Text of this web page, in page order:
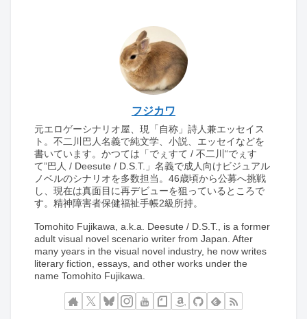
フジカワ
元エロゲーシナリオ屋、現「自称」詩人兼エッセイス
ト。不二川巴人名義で純文学、小説、エッセイなどを
書いています。かつては「でぇすて / 不二川“でぇす
て”巴人 / Deesute / D.S.T.」名義で成人向けビジュアル
ノベルのシナリオを多数担当。46歳頃から公募へ挑戦
し、現在は真面目に再デビューを狙っているところで
す。精神障害者保健福祉手帳2級所持。
Tomohito Fujikawa, a.k.a. Deesute / D.S.T., is a former
adult visual novel scenario writer from Japan. After
many years in the visual novel industry, he now writes
literary fiction, essays, and other works under the
name Tomohito Fujikawa.